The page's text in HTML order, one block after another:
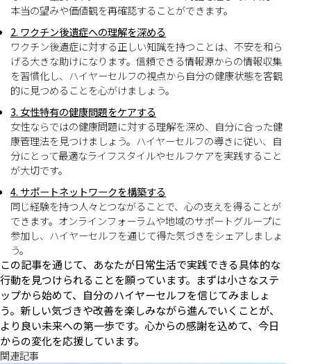
本当の望みや価値観を再確認することができます。
2. ワクチン後遺症への理解を深める
ワクチン後遺症に対する正しい知識を持つことは、不安を和ら
げる大きな助けになります。信頼できる情報源からの情報収集
を習慣化し、ハイヤーセルフの視点から自分の健康状態を客観
的に見つめることを心がけましょう。
3. 女性特有の健康問題をケアする
女性ならではの健康問題に対する理解を深め、自分に合った健
康管理法を見つけましょう。ハイヤーセルフの導きに従い、自
分にとって最適なライフスタイルやセルフケアを実践すること
が大切です。
4. サポートネットワークを構築する
同じ経験を持つ人々とつながることで、心の支えを得ることが
できます。オンラインフォーラムや地域のサポートグループに
参加し、ハイヤーセルフを通じて得た気づきをシェアしましょ
う。
この記事を通じて、あなたが日常生活で実践できる具体的な
行動を見つけられることを願っています。まずは小さなステ
ップから始めて、自分のハイヤーセルフを信じてみましょ
う。新しい気づきや改善を楽しみながら進んでいくことが、
より良い未来への第一歩です。心からの感謝を込めて、今日
からの変化を応援しています。
関連記事